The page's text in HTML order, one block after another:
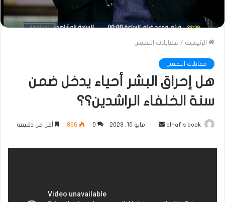
الرئيسية / مقابلات النفيس
مقابلات النفيس
هل إحراق البشر أحياء يدخل ضمن
سنة الخلفاء الراشدين؟؟
elnafis book
أرسل
إلكترونيا
مايو 16, 2023 0
896 أقل من دقيقة